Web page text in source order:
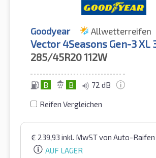
Goodyear Allwetterreifen
Vector 4Seasons Gen-3 XL
285/45R20112W
B B 72 dB
Reifen Vergleichen
€ 239,93 inkl. MwSTvon Auto-Raifen
AUF LAGER